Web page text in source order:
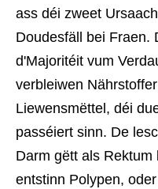
ass déi zweet
Doudesfäll bei Fraen.
d'Majoritéit vum
verbleiwen
Liewensmëttel, déi
passéiert sinn. De
Darm gëtt als Rektum
entstinn Polypen,